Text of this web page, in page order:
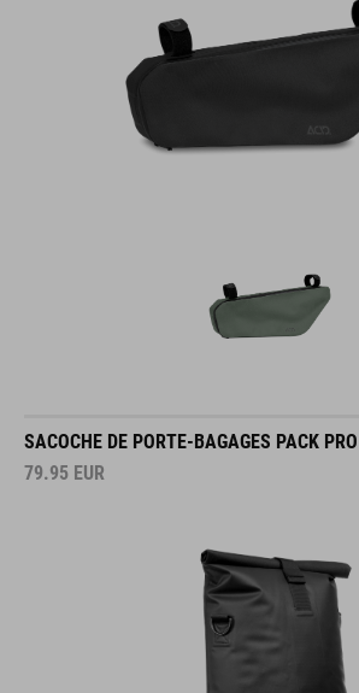
SACOCHE DE PORTE-BAGAGES PACK
79.95 EUR